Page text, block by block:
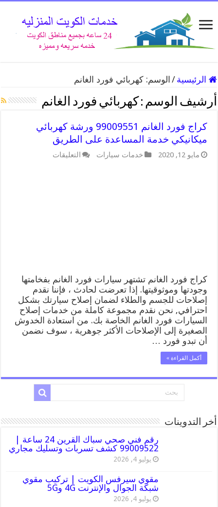
الرئيسية / الوسم:كهربائي فورد الغانم
أرشيف الوسم : كهربائي فورد الغانم
كراج فورد الغانم 99009551 ورشة كهربائي
ميكانيكي خدمة المساعدة على الطريق
مايو 12, 2020 خدمات سيارات التعليقات
كراج فورد الغانم تشتهر سيارات فورد الغانم بفخامتها
وجودتها وموثوقيتها. إذا تعرضت لحادث ، فإننا نقدم
إصلاحات للجسم والطلاء لضمان إصلاح سيارتك بشكل
احترافي, نحن نقدم مجموعة كاملة من خدمات إصلاح
السيارات فورد الغانم الخاصة بك. من استعادة الخدوش
الصغيرة إلى الإصلاحات الأكثر جوهرية ، سوف نضمن
أن تبدو فورد …
أكمل القراءة »
أخر التدوينات
رقم فني صحي سباك القرين 24 ساعة |
99009522 كشف تسربات وتسليك مجاري
يوليو 4, 2026
مقوي سيرفس الكويت | تركيب مقوي
شبكة الجوال والإنترنت 4G و5G
يوليو 4, 2026